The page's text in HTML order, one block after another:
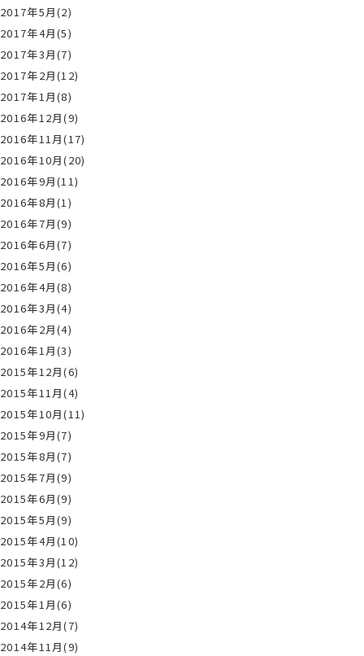
2017年5月(2)
2017年4月(5)
2017年3月(7)
2017年2月(12)
2017年1月(8)
2016年12月(9)
2016年11月(17)
2016年10月(20)
2016年9月(11)
2016年8月(1)
2016年7月(9)
2016年6月(7)
2016年5月(6)
2016年4月(8)
2016年3月(4)
2016年2月(4)
2016年1月(3)
2015年12月(6)
2015年11月(4)
2015年10月(11)
2015年9月(7)
2015年8月(7)
2015年7月(9)
2015年6月(9)
2015年5月(9)
2015年4月(10)
2015年3月(12)
2015年2月(6)
2015年1月(6)
2014年12月(7)
2014年11月(9)